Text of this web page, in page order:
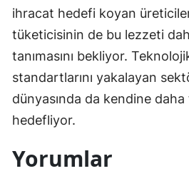
ihracat hedefi koyan
tüketicisinin de bu lezzeti
tanımasını bekliyor.
standartlarını yakalayan
dünyasında da kendine
hedefliyor.
Yorumlar